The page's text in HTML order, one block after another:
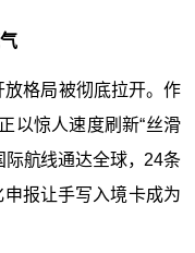
格局被彻底拉开。作
以惊人速度刷新“丝滑
航线通达全球，24条
报让手写入境卡成为